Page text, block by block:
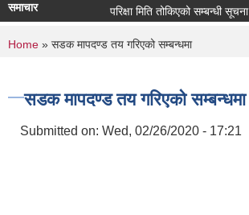
समाचार परिक्षा मिति तोकिएको सम्बन्धी सूचना ।
You are here
Home » सडक मापदण्ड तय गरिएको सम्बन्धमा
सडक मापदण्ड तय गरिएको सम्बन्धमा
Submitted on: Wed, 02/26/2020 - 17:21